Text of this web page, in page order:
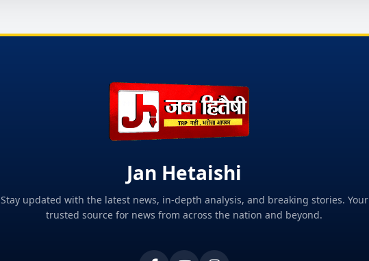
Jan Hetaishi
Stay updated with the latest news, in-depth analysis, and breaking stories. Your
trusted source for news from across the nation and beyond.